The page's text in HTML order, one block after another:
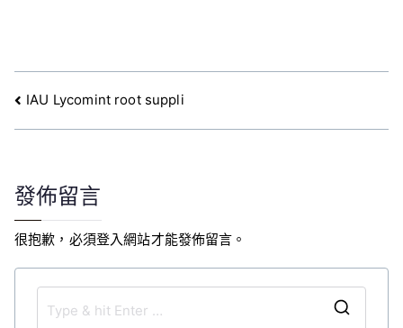
文
章
覽
IAU Lycomint root suppli
發佈留言
很抱歉，必須登入網站才能發佈留言。